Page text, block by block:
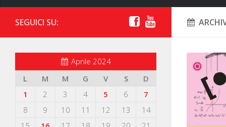
SEGUICI SU:
Aprile 2024
L
M M G V S
D
1
2 3 4 5 6
7
8
9 10 11 12 13
14